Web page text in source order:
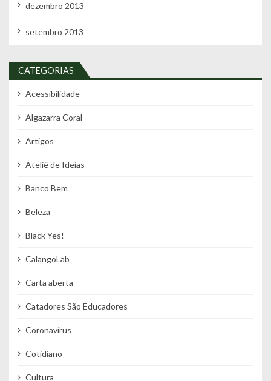
dezembro 2013
setembro 2013
CATEGORIAS
Acessibilidade
Algazarra Coral
Artigos
Ateliê de Ideias
Banco Bem
Beleza
Black Yes!
CalangoLab
Carta aberta
Catadores São Educadores
Coronavírus
Cotidiano
Cultura